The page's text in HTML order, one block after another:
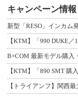
キャンペーン情報
【KTM】「990 DUKE／
【KTM】「890 SMT 購